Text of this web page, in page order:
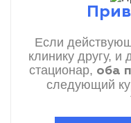
Если
клинику другу, и
стационар, оба
следующий